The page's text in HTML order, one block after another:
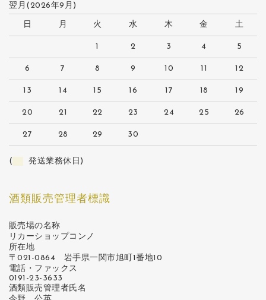
翌月(2026年9月)
日 月 火 水 木 金 土
1 2 3 4 5
6 7 8 9 10 11 12
13 14 15 16 17 18 19
20 21 22 23 24 25 26
27 28 29 30
( 発送業務休日)
酒類販売管理者標識
販売場の名称
リカーショップコンノ
所在地
〒021-0864 岩手県一関市旭町1番地10
電話・ファックス
0191-23-3633
酒類販売管理者氏名